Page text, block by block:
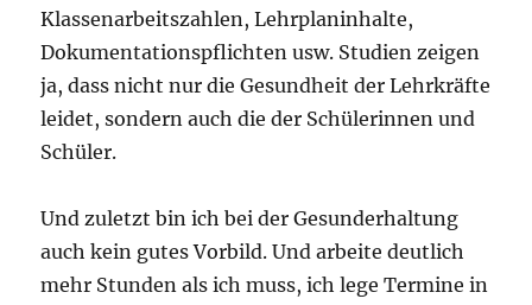
Klassenarbeitszahlen, Lehrplaninhalte,
Dokumentationspflichten usw. Studien zeigen
ja, dass nicht nur die Gesundheit der Lehrkräfte
leidet, sondern auch die der Schülerinnen und
Schüler.
Und zuletzt bin ich bei der Gesunderhaltung
auch kein gutes Vorbild. Und arbeite deutlich
mehr Stunden als ich muss, ich lege Termine in